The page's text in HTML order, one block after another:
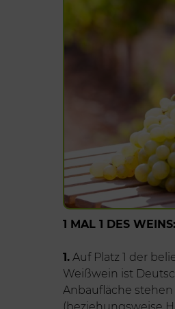
1 MAL 1 DES WEINS:
1. Auf Platz 1 der
Weißwein ist
Anbaufläche